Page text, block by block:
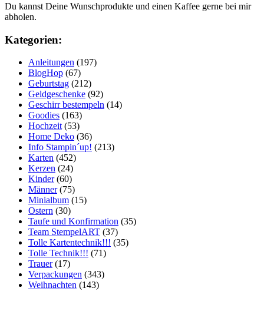
Du kannst Deine Wunschprodukte und einen Kaffee gerne bei mir
abholen.
Kategorien:
Anleitungen (197)
BlogHop (67)
Geburtstag (212)
Geldgeschenke (92)
Geschirr bestempeln (14)
Goodies (163)
Hochzeit(53)
Home Deko (36)
Info Stampin´up! (213)
Karten (452)
Kerzen (24)
Kinder(60)
Männer(75)
Minialbum (15)
Ostern (30)
Taufe und Konfirmation (35)
Team StempelART (37)
Tolle Kartentechnik!!! (35)
Tolle Technik!!! (71)
Trauer(17)
Verpackungen (343)
Weihnachten (143)